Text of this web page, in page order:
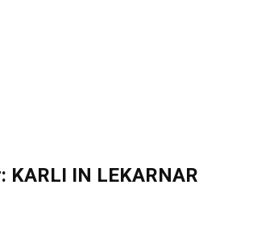
KARLI IN LEKARNAR